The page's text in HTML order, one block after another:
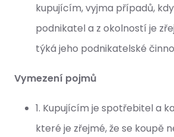
kupujícím, vyjma případů,
podnikatel a z okolností je
týká jeho podnikatelské
Vymezení pojmů
1. Kupujícím je spotřebitel a
které je zřejmé, že se koupě